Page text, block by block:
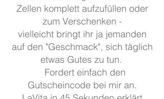
Zellen komplett aufzufüllen oder
zum Verschenken -
vielleicht bringt ihr ja jemanden
auf den "Geschmack", sich täglich
etwas Gutes zu tun.
Fordert einfach den
Gutscheincode bei mir an.